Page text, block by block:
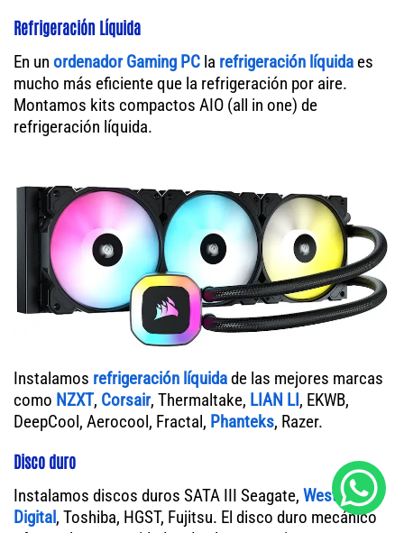
Refrigeración Líquida
En un ordenador Gaming PC la refrigeración líquida es
mucho más eficiente que la refrigeración por aire.
Montamos kits compactos AIO (all in one) de
refrigeración líquida.
Instalamos refrigeración líquidade las mejores marcas
como NZXT, Corsair, Thermaltake, LIAN LI, EKWB,
DeepCool, Aerocool, Fractal, Phanteks, Razer.
Disco duro
Instalamos discos duros SATA III Seagate, Western
Digital, Toshiba, HGST, Fujitsu. El disco duro mecánico